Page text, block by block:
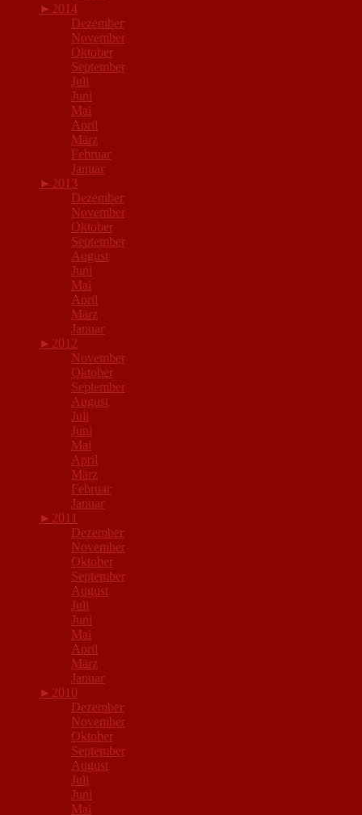
► 2014
Dezember
November
Oktober
September
Juli
Juni
Mai
April
März
Februar
Januar
► 2013
Dezember
November
Oktober
September
August
Juni
Mai
April
März
Januar
► 2012
November
Oktober
September
August
Juli
Juni
Mai
April
März
Februar
Januar
► 2011
Dezember
November
Oktober
September
August
Juli
Juni
Mai
April
März
Januar
► 2010
Dezember
November
Oktober
September
August
Juli
Juni
Mai